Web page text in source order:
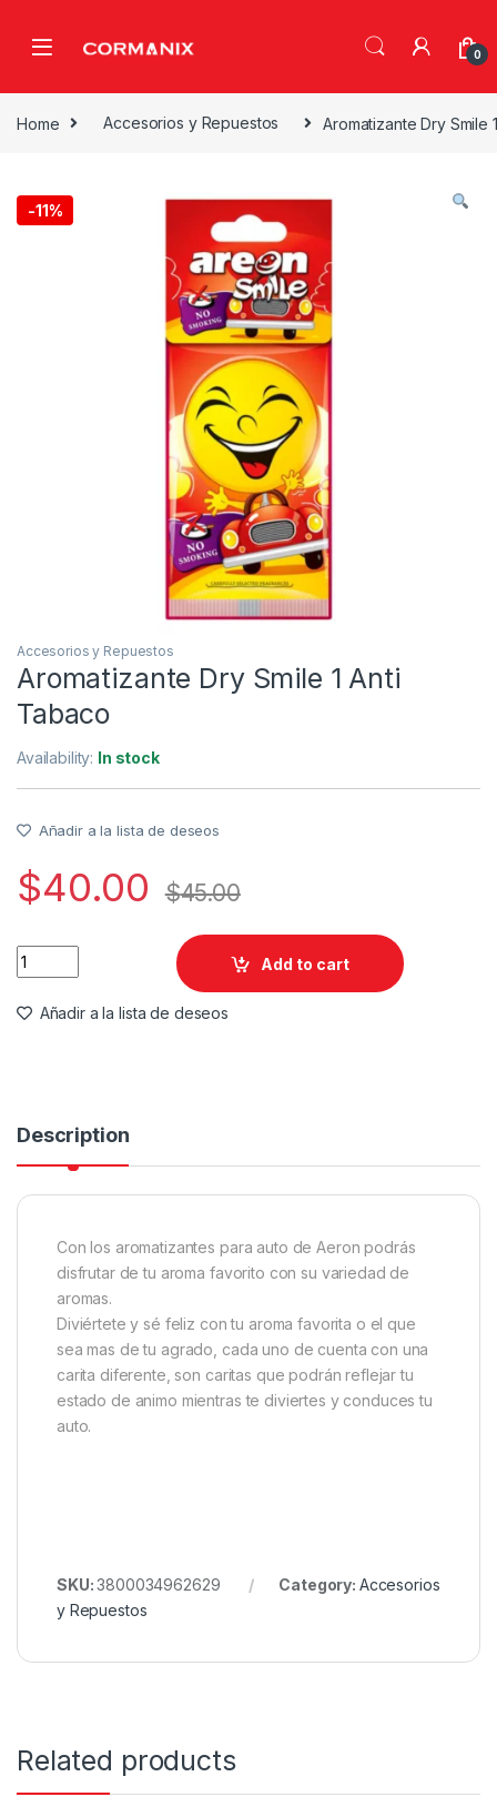
0
Home Accesorios y Repuestos Aromatizante Dry Smile
-11%
Accesorios y Repuestos
Aromatizante Dry Smile 1 Anti
Tabaco
Availability: In stock
Añadir a la lista de deseos
$40.00 $45.00
Aromatizante Dry Smile 1 Anti Tabaco quantity
Add to cart
Añadir a la lista de deseos
Description
Con los aromatizantes para auto de Aeron podrás
disfrutar de tu aroma favorito con su variedad de
aromas.
Diviértete y sé feliz con tu aroma favorita o el que
sea mas de tu agrado, cada uno de cuenta con una
carita diferente, son caritas que podrán reflejar tu
estado de animo mientras te diviertes y conduces tu
auto.
SKU:3800034962629 Category: Accesorios
y Repuestos
Related products